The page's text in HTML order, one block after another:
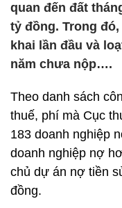
quan đến đất
tỷ đồng. Trong
khai lần đầu và
năm chưa nộp….
Theo danh sách
thuế, phí mà Cục
183 doanh nghiệp
doanh nghiệp nợ
chủ dự án nợ tiền
đồng.